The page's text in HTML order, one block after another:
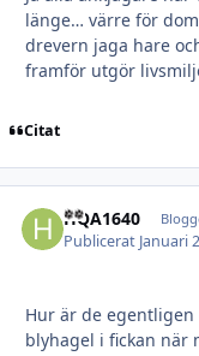
länge… värre för
drevern jaga hare
framför utgör
Citat
HQA1640
Publicerat Januari
Hur är de
blyhagel i fickan när